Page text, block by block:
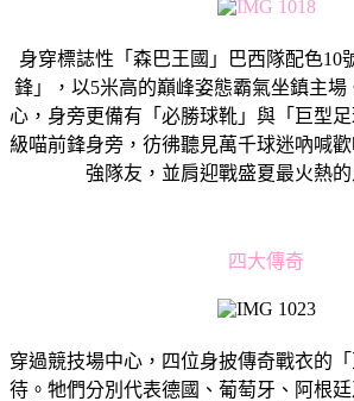
身穿標誌性「森巴王國」巴西隊配色10
鋒」，以5米高的巔峰姿態霸氣坐鎮主
心，身旁更備有「必勝球靴」與「巨型
級喵前鋒身旁，彷彿聽見萬千球迷吶喊
強隊友，並肩迎戰盛夏最火熱的
四大傳奇
穿過競技場中心，四位身披傳奇戰衣的
待。牠們分別代表德國、葡萄牙、阿根